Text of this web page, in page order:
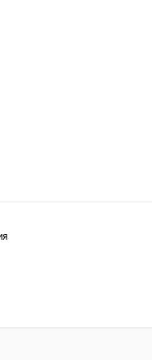
авторских прав